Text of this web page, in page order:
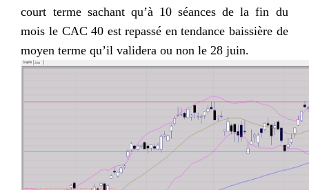
court terme sachant qu’à 10 séances de la fin du
mois le CAC 40 est repassé en tendance baissière de
moyen terme qu’il validera ou non le 28 juin.